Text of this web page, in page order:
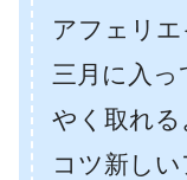
アフェリエ
三月に入っ
やく取れ
コツ新し